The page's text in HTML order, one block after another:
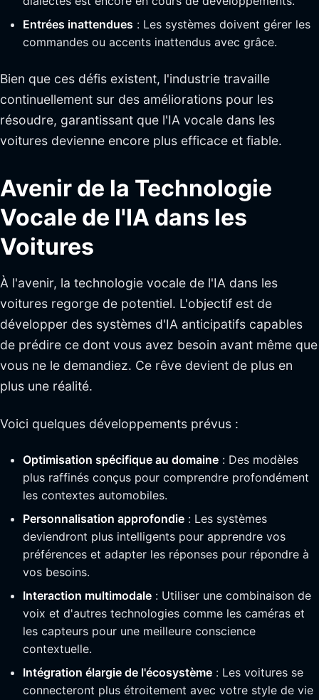
Entrées inattendues : Les systèmes doivent gérer les
commandes ou accents inattendus avec grâce.
Bien que ces défis existent, l'industrie travaille
continuellement sur des améliorations pour les
résoudre, garantissant que l'IA vocale dans les
voitures devienne encore plus efficace et fiable.
Avenir de la Technologie
Vocale de l'IA dans les
Voitures
À l'avenir, la technologie vocale de l'IA dans les
voitures regorge de potentiel. L'objectif est de
développer des systèmes d'IA anticipatifs capables
de prédire ce dont vous avez besoin avant même que
vous ne le demandiez. Ce rêve devient de plus en
plus une réalité.
Voici quelques développements prévus :
Optimisation spécifique au domaine : Des modèles
plus raffinés conçus pour comprendre profondément
les contextes automobiles.
Personnalisation approfondie : Les systèmes
deviendront plus intelligents pour apprendre vos
préférences et adapter les réponses pour répondre à
vos besoins.
Interaction multimodale : Utiliser une combinaison de
voix et d'autres technologies comme les caméras et
les capteurs pour une meilleure conscience
contextuelle.
Intégration élargie de l'écosystème : Les voitures se
connecteront plus étroitement avec votre style de vie